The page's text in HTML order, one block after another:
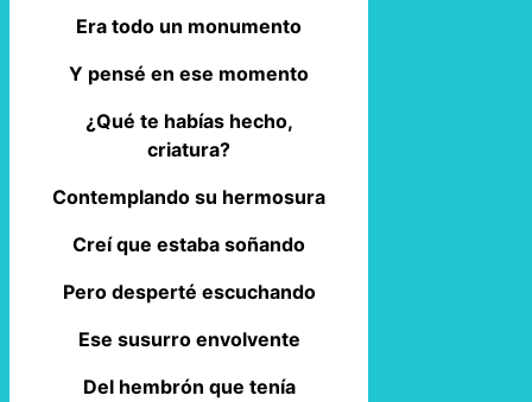
Era todo un monumento
Y pensé en ese momento
¿Qué te habías hecho,
criatura?
Contemplando su hermosura
Creí que estaba soñando
Pero desperté escuchando
Ese susurro envolvente
Del hembrón que tenía